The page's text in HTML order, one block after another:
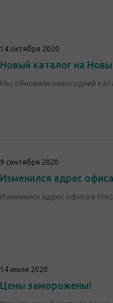
14 октября 2020
Новый каталог на
Мы обновили новогодний
9 сентября 2020
Изменился адрес
Изменился адрес офиса в
14 июля 2020
Цены заморожены!